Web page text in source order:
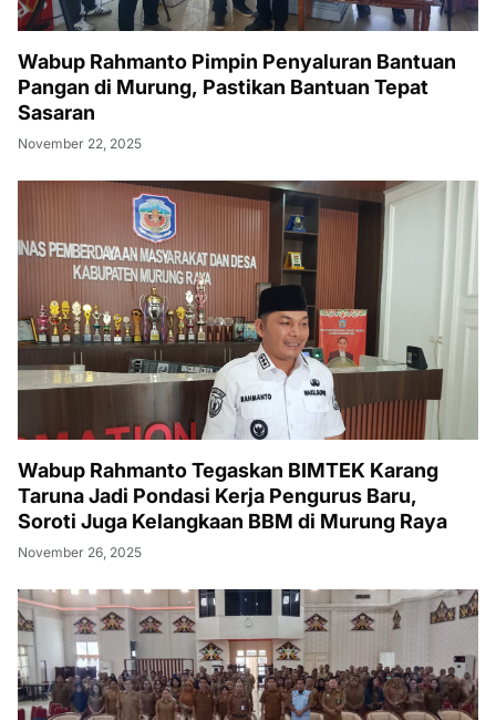
Wabup Rahmanto Pimpin Penyaluran Bantuan
Pangan di Murung, Pastikan Bantuan Tepat
Sasaran
November 22, 2025
Wabup Rahmanto Tegaskan BIMTEK Karang
Taruna Jadi Pondasi Kerja Pengurus Baru,
Soroti Juga Kelangkaan BBM di Murung Raya
November 26, 2025